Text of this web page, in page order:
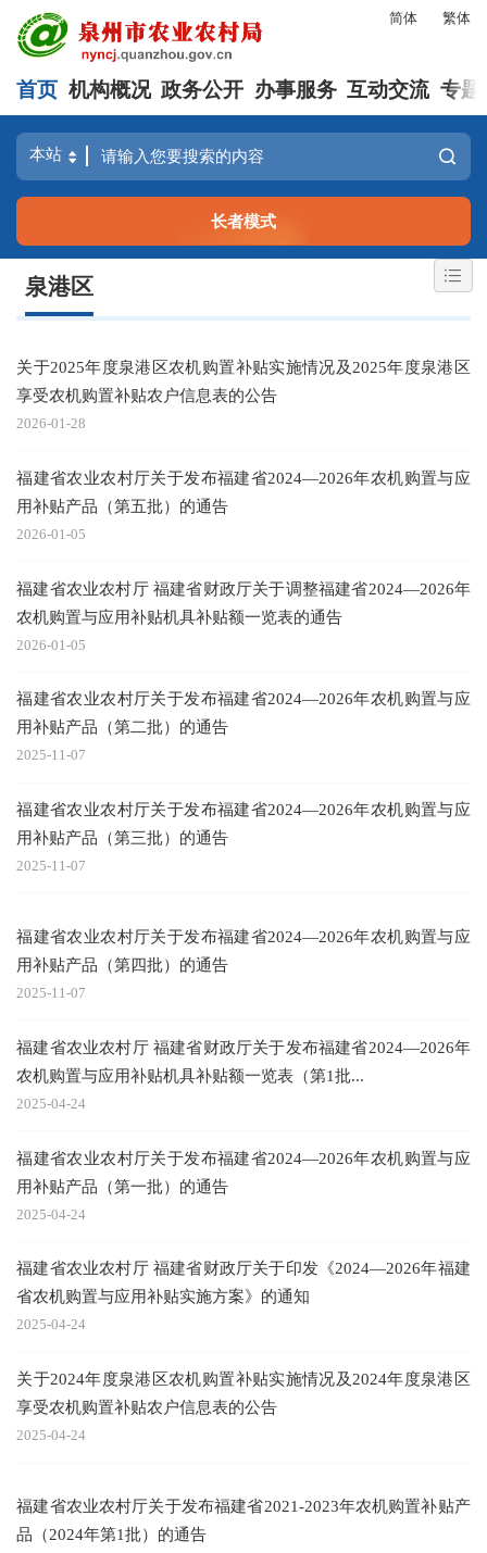
简体 繁体
首页 机构概况 政务公开 办事服务 互动交流 专题
长者模式
泉港区
关于2025年度泉港区农机购置补贴实施情况及2025年度泉港区
享受农机购置补贴农户信息表的公告
2026-01-28
福建省农业农村厅关于发布福建省2024—2026年农机购置与应
用补贴产品（第五批）的通告
2026-01-05
福建省农业农村厅 福建省财政厅关于调整福建省2024—2026年
农机购置与应用补贴机具补贴额一览表的通告
2026-01-05
福建省农业农村厅关于发布福建省2024—2026年农机购置与应
用补贴产品（第二批）的通告
2025-11-07
福建省农业农村厅关于发布福建省2024—2026年农机购置与应
用补贴产品（第三批）的通告
2025-11-07
福建省农业农村厅关于发布福建省2024—2026年农机购置与应
用补贴产品（第四批）的通告
2025-11-07
福建省农业农村厅 福建省财政厅关于发布福建省2024—2026年
农机购置与应用补贴机具补贴额一览表（第1批...
2025-04-24
福建省农业农村厅关于发布福建省2024—2026年农机购置与应
用补贴产品（第一批）的通告
2025-04-24
福建省农业农村厅 福建省财政厅关于印发《2024—2026年福建
省农机购置与应用补贴实施方案》的通知
2025-04-24
关于2024年度泉港区农机购置补贴实施情况及2024年度泉港区
享受农机购置补贴农户信息表的公告
2025-04-24
福建省农业农村厅关于发布福建省2021-2023年农机购置补贴产
品（2024年第1批）的通告